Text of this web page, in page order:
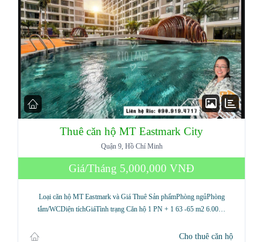
Thuê căn hộ MT Eastmark City
Quận 9, Hồ Chí Minh
Giá/Tháng 5,000,000 VNĐ
Loại căn hộ MT Eastmark và Giá Thuê Sản phẩmPhòng ngủPhòng
tắm/WCDiện tíchGiáTình trạng Căn hộ 1 PN + 1 63 -65 m2 6.00…
Cho thuê căn hộ